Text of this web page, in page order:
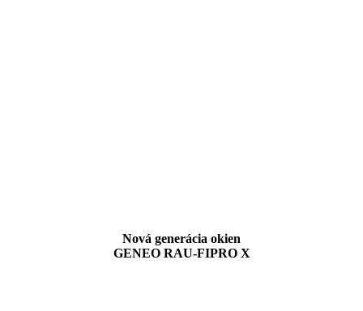
Nová generácia okien
GENEO RAU-FIPRO X